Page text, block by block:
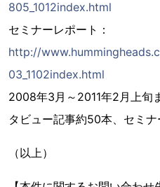
805_1012index.html
セミナーレポート：
http://
03_1102index.html
2008年3月～2011年2月上旬
タビュー記事約50本、セミナ
（以上）